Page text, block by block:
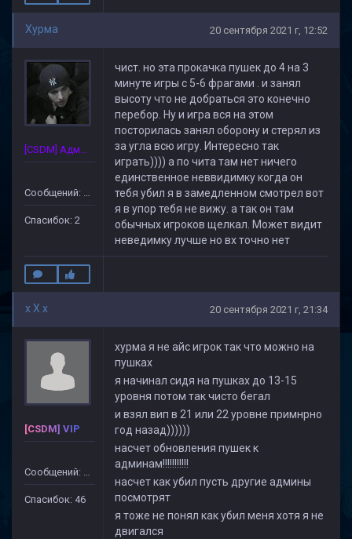
Хурма 20 сентября 2021 г, 12:52
[CSDM] Администратор
Сообщений: 15
Спасибок: 2
чист. но эта прокачка пушек до 4 на 3
минуте игры с 5-6 фрагами . и занял
высоту что не добраться это конечно
перебор. Ну и игра вся на этом
посторилась занял оборону и стерял из
за угла всю игру. Интересно так
играть)))) а по чита там нет ничего
единственное неввидимку когда он
тебя убил я в замедленном смотрел вот
я в упор тебя не вижу. а так он там
обычных игроков щелкал. Может видит
неведимку лучше но вх точно нет
x X x 20 сентября 2021 г, 21:34
[CSDM] VIP
Сообщений: 499
Спасибок: 46
хурма я не айс игрок так что можно на
пушках
я начинал сидя на пушках до 13-15
уровня потом так чисто бегал
и взял вип в 21 или 22 уровне примнрно
год назад))))))
насчет обновления пушек к
админам!!!!!!!!!!!
насчет как убил пусть другие админы
посмотрят
я тоже не понял как убил меня хотя я не
двигался